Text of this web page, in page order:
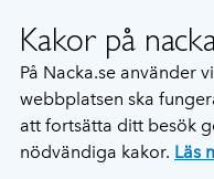
Kakor på
På Nacka.se använder
webbplatsen ska
att fortsätta ditt besök
nödvändiga kakor. Läs